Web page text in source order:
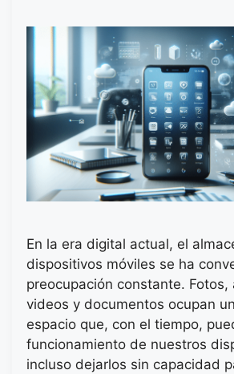
En la era digital actual, el
dispositivos móviles se ha
preocupación constante. Fotos,
videos y documentos ocupan
espacio que, con el tiempo,
funcionamiento de nuestros
incluso dejarlos sin capacidad